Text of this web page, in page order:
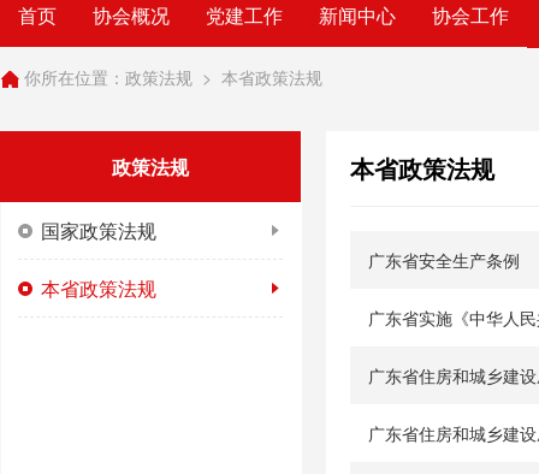
首页 协会概况 党建工作 新闻中心 协会工作
你所在位置： 政策法规 > 本省政策法规
政策法规
国家政策法规
本省政策法规
本省政策法规
广东省安全生产条例
广东省实施《中华人
广东省住房和城乡建
广东省住房和城乡建